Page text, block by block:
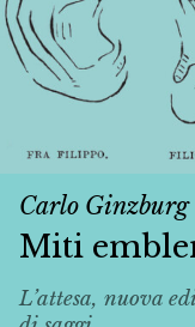
Carlo Ginzburg
Miti
L’attesa, nuova